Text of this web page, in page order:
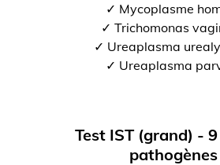
✓ Mycoplasme
✓ Trichomonas
✓ Ureaplasma
✓ Ureaplasma
Test IST (grand) -
pathogènes